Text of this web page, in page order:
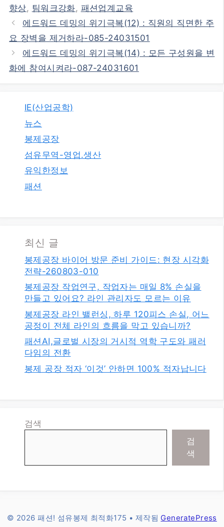
향상, 팀워크강화, 패션업계교육
에드워드 데밍의 위기극복(12) : 직원의 직면한 주
요 장벽을 제거하라-085-24031501
에드워드 데밍의 위기극복(14) : 모든 구성원을 변
화에 참여시켜라-087-24031601
IE(산업공학)
뉴스
봉제공장
섬유무역-영업.생산
유익한정보
패션
최신 글
봉제공장 바이어 방문 준비 가이드: 현장 시각화
전략-260803-010
봉제공장 작업연구, 작업자는 매일 8% 손실을
만들고 있어요? 라인 관리자도 모르는 이유
봉제공장 라인 밸런싱, 하루 120피스 손실, 어느
공정이 전체 라인의 흐름을 막고 있습니까?
패션AI,글로벌 시장의 거시적 역학 구도와 패러
다임의 전환
봉제 공장 적자 ‘이것’ 안하면 100% 적자납니다
검색
검
색
© 2026 패션! 섬유봉제 최적화175 • 제작됨 GeneratePress